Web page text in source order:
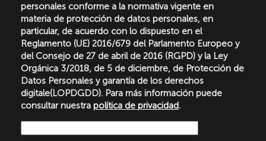
personales conforme a la normativa vigente en
materia de protección de datos personales, en
particular, de acuerdo con lo dispuesto en el
Reglamento (UE) 2016/679 del Parlamento Europeo y
del Consejo de 27 de abril de 2016 (RGPD) y la Ley
Orgánica 3/2018, de 5 de diciembre, de Protección de
Datos Personales y garantía de los derechos
digitale(LOPDGDD). Para más información puede
consultar nuestra política de privacidad.